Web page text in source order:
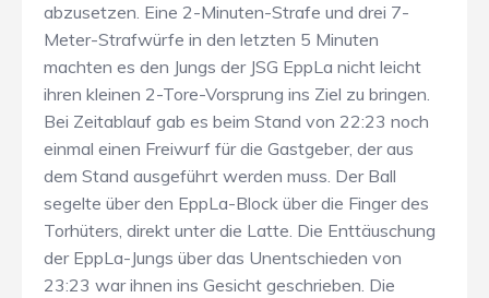
abzusetzen. Eine 2-Minuten-Strafe und drei 7-
Meter-Strafwürfe in den letzten 5 Minuten
machten es den Jungs der JSG EppLa nicht leicht
ihren kleinen 2-Tore-Vorsprung ins Ziel zu bringen.
Bei Zeitablauf gab es beim Stand von 22:23 noch
einmal einen Freiwurf für die Gastgeber, der aus
dem Stand ausgeführt werden muss. Der Ball
segelte über den EppLa-Block über die Finger des
Torhüters, direkt unter die Latte. Die Enttäuschung
der EppLa-Jungs über das Unentschieden von
23:23 war ihnen ins Gesicht geschrieben. Die